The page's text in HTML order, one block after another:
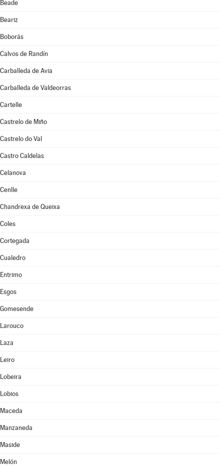
Beade
Beariz
Boborás
Calvos de Randín
Carballeda de Avia
Carballeda de Valdeorras
Cartelle
Castrelo de Miño
Castrelo do Val
Castro Caldelas
Celanova
Cenlle
Chandrexa de Queixa
Coles
Cortegada
Cualedro
Entrimo
Esgos
Gomesende
Larouco
Laza
Leiro
Lobeira
Lobios
Maceda
Manzaneda
Maside
Melón